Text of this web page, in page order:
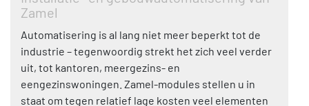
Zamel
Automatisering is al lang niet meer beperkt tot de
industrie – tegenwoordig strekt het zich veel verder
uit, tot kantoren, meergezins- en
eengezinswoningen. Zamel-modules stellen u in
staat om tegen relatief lage kosten veel elementen